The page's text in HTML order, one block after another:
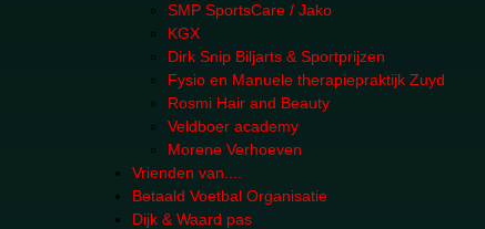
SMP SportsCare / Jako
KGX
Dirk Snip Biljarts & Sportprijzen
Fysio en Manuele therapiepraktijk Zuyd
Rosmi Hair and Beauty
Veldboer academy
Morene Verhoeven
Vrienden van....
Betaald Voetbal Organisatie
Dijk & Waard pas